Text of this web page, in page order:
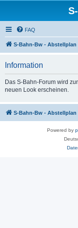
FAQ
S-Bahn-Bw - Abstellplan
Information
Das S-Bahn-Forum wird
neuen Look erscheinen.
S-Bahn-Bw - Abstellplan
Powered by